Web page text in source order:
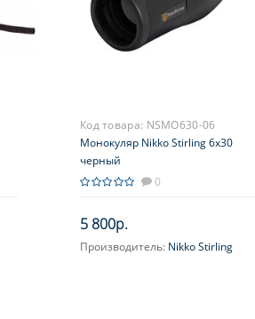
Код товара: NSMO630-06
Монокуляр Nikko Stirling 6х30
черный
0
5 800р.
Производитель: Nikko Stirling